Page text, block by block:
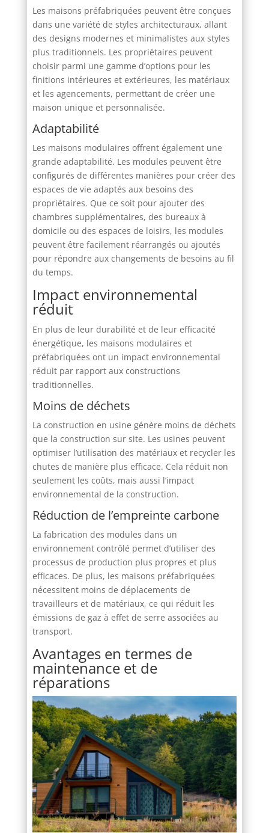
Les maisons préfabriquées peuvent être conçues
dans une variété de styles architecturaux, allant
des designs modernes et minimalistes aux styles
plus traditionnels. Les propriétaires peuvent
choisir parmi une gamme d’options pour les
finitions intérieures et extérieures, les matériaux
et les agencements, permettant de créer une
maison unique et personnalisée.
Adaptabilité
Les maisons modulaires offrent également une
grande adaptabilité. Les modules peuvent être
configurés de différentes manières pour créer des
espaces de vie adaptés aux besoins des
propriétaires. Que ce soit pour ajouter des
chambres supplémentaires, des bureaux à
domicile ou des espaces de loisirs, les modules
peuvent être facilement réarrangés ou ajoutés
pour répondre aux changements de besoins au fil
du temps.
Impact environnemental
réduit
En plus de leur durabilité et de leur efficacité
énergétique, les maisons modulaires et
préfabriquées ont un impact environnemental
réduit par rapport aux constructions
traditionnelles.
Moins de déchets
La construction en usine génère moins de déchets
que la construction sur site. Les usines peuvent
optimiser l’utilisation des matériaux et recycler les
chutes de manière plus efficace. Cela réduit non
seulement les coûts, mais aussi l’impact
environnemental de la construction.
Réduction de l’empreinte carbone
La fabrication des modules dans un
environnement contrôlé permet d’utiliser des
processus de production plus propres et plus
efficaces. De plus, les maisons préfabriquées
nécessitent moins de déplacements de
travailleurs et de matériaux, ce qui réduit les
émissions de gaz à effet de serre associées au
transport.
Avantages en termes de
maintenance et de
réparations